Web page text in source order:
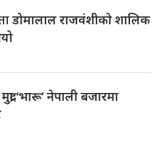
डोमालाल राजवंशीको शालिक
मुद्रा ‘भारू’ नेपाली बजारमा